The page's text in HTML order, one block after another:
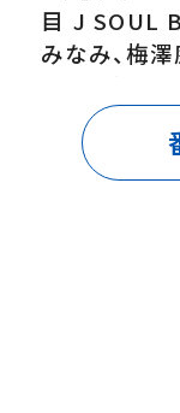
目 J SOUL
みなみ、梅澤
ビアナウン
タジオゲス
安未【グッ
匠の朝ごは